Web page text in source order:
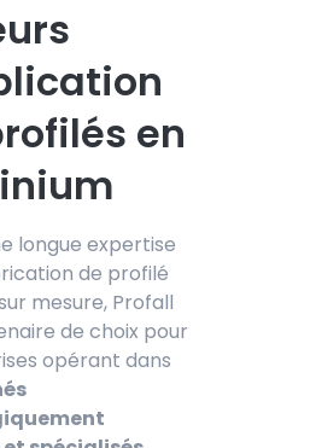
en
longue expertise
de profilé
mesure, Profall
de choix pour
opérant dans